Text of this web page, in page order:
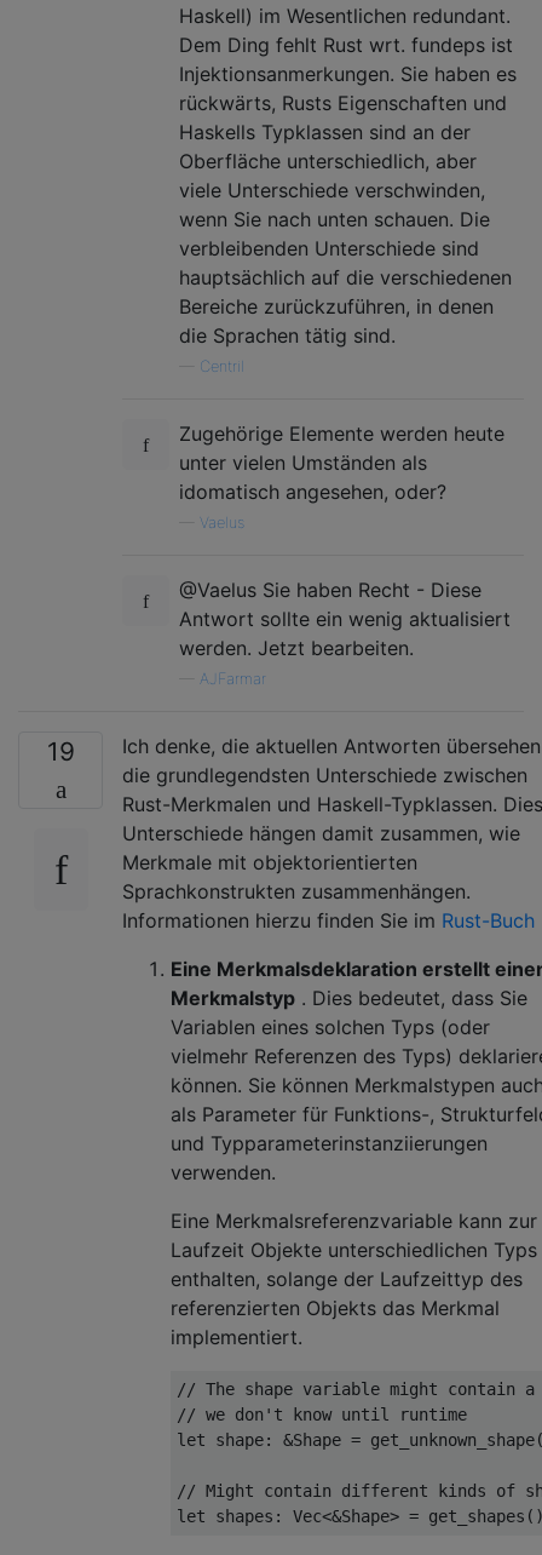
Haskell) im Wesentlichen redundant.
Dem Ding fehlt Rust wrt. fundeps ist
Injektionsanmerkungen. Sie haben es
rückwärts, Rusts Eigenschaften und
Haskells Typklassen sind an der
Oberfläche unterschiedlich, aber
viele Unterschiede verschwinden,
wenn Sie nach unten schauen. Die
verbleibenden Unterschiede sind
hauptsächlich auf die verschiedenen
Bereiche zurückzuführen, in denen
die Sprachen tätig sind.
Centril
Zugehörige Elemente werden heute
unter vielen Umständen als
idomatisch angesehen, oder?
Vaelus
@Vaelus Sie haben Recht - Diese
Antwort sollte ein wenig aktualisiert
werden. Jetzt bearbeiten.
AJFarmar
19
Ich denke, die aktuellen Antworten übersehen
die grundlegendsten Unterschiede zwischen
Rust-Merkmalen und Haskell-Typklassen.
Unterschiede hängen damit zusammen, wie
Merkmale mit objektorientierten
Sprachkonstrukten zusammenhängen.
Informationen hierzu finden Sie im Rust-Buch
Eine Merkmalsdeklaration erstellt
Merkmalstyp . Dies bedeutet, dass Sie
Variablen eines solchen Typs (oder
vielmehr Referenzen des Typs)
können. Sie können Merkmalstypen
als Parameter für Funktions-,
und Typparameterinstanziierungen
verwenden.
Eine Merkmalsreferenzvariable kann zur
Laufzeit Objekte unterschiedlichen Typs
enthalten, solange der Laufzeittyp des
referenzierten Objekts das Merkmal
implementiert.
// The shape variable might contain
// we don't know until runtime
let shape: &Shape = get_unknown_shape
// Might contain different kinds of
let shapes : Vec<&Shape> = get_shapes